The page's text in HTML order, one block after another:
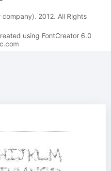
2012. All Rights
using FontCreator 6.0